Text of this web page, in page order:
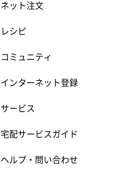
ネット注文
レシピ
コミュニティ
インターネット登録
サービス
宅配サービスガイド
ヘルプ・問い合わせ